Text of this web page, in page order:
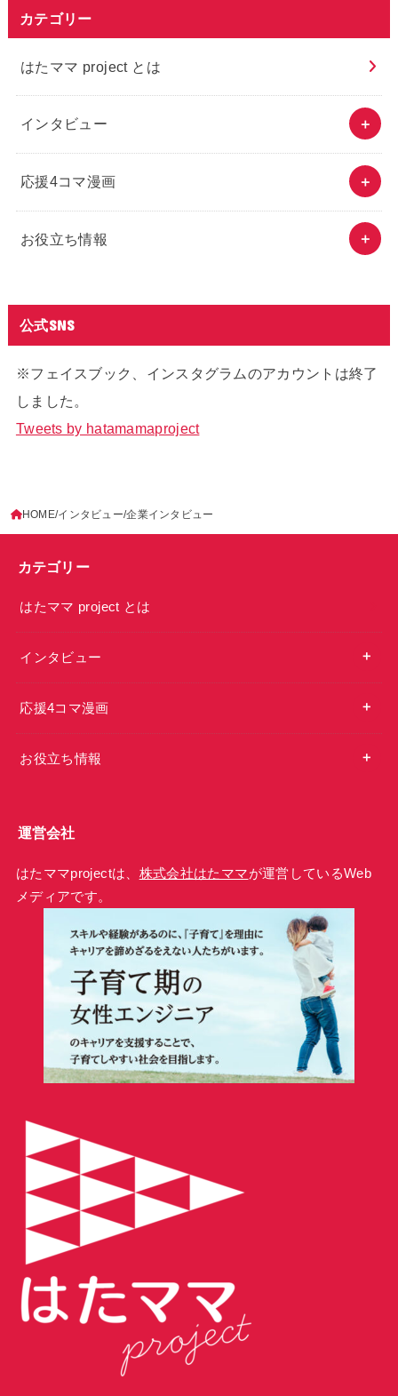
カテゴリー
はたママ project とは
インタビュー
応援4コマ漫画
お役立ち情報
公式SNS
※フェイスブック、インスタグラムのアカウントは終了
しました。
Tweets by hatamamaproject
HOME インタビュー 企業インタビュー
カテゴリー
はたママ project とは
インタビュー
応援4コマ漫画
お役立ち情報
運営会社
はたママprojectは、 株式会社はたママが運営しているWeb
メディアです。